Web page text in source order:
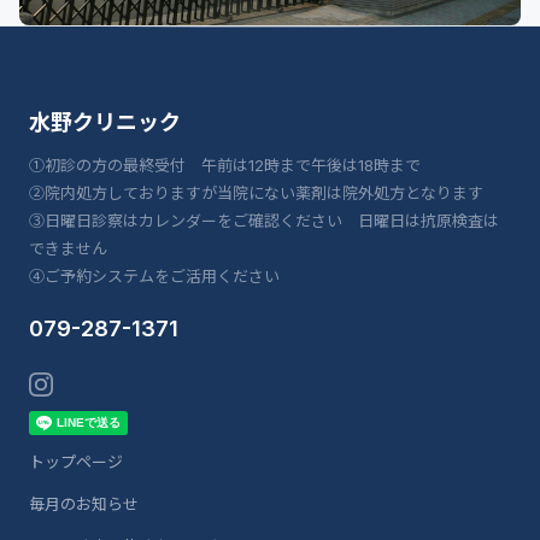
水野クリニック
①初診の方の最終受付 午前は12時まで午後は18時まで
②院内処方しておりますが当院にない薬剤は院外処方となります
③日曜日診察はカレンダーをご確認ください 日曜日は抗原検査は
できません
④ご予約システムをご活用ください
079-287-1371
トップページ
毎月のお知らせ